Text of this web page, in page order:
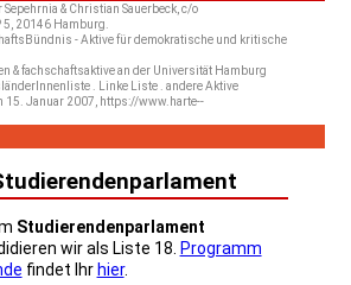
Sepehrnia & Christian Sauerbeck, c/o
20146 Hamburg.
- Aktive für demokratische und kritische
& fachschaftsaktive an der Universität Hamburg
. Linke Liste . andere Aktive
15. Januar 2007, https://www.harte--
Studierendenparlament
wir als Liste 18. Programm
findet Ihr hier.